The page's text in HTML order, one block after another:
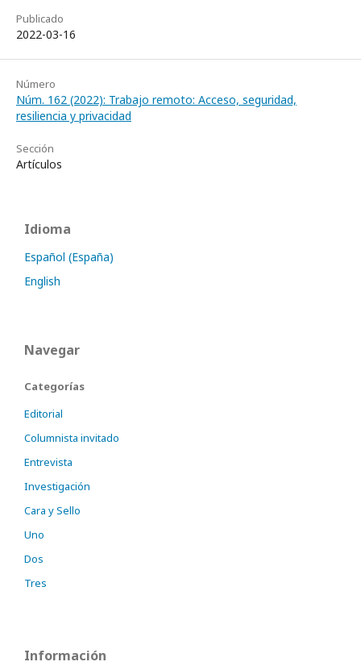
Publicado
2022-03-16
Número
Núm. 162 (2022): Trabajo remoto: Acceso, seguridad,
resiliencia y privacidad
Sección
Artículos
Idioma
Español (España)
English
Navegar
Categorías
Editorial
Columnista invitado
Entrevista
Investigación
Cara y Sello
Uno
Dos
Tres
Información